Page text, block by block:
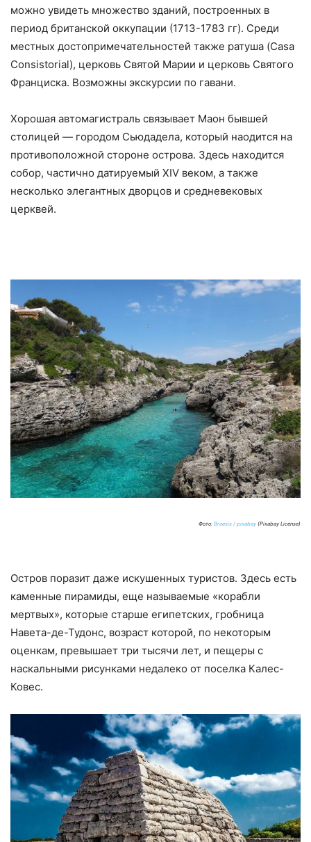
можно увидеть множество зданий, построенных в
период британской оккупации (1713-1783 гг). Среди
местных достопримечательностей также ратуша (Casa
Consistorial), церковь Святой Марии и церковь Святого
Франциска. Возможны экскурсии по гавани.
Хорошая автомагистраль связывает Маон бывшей
столицей — городом Сьюдадела, который наодится на
противоположной стороне острова. Здесь находится
собор, частично датируемый XIV веком, а также
несколько элегантных дворцов и средневековых
церквей.
Фото: Broesis / pixabay (Pixabay License)
Остров поразит даже искушенных туристов. Здесь есть
каменные пирамиды, еще называемые «корабли
мертвых», которые старше египетских, гробница
Навета-де-Тудонс, возраст которой, по некоторым
оценкам, превышает три тысячи лет, и пещеры с
наскальными рисунками недалеко от поселка Калес-
Ковес.